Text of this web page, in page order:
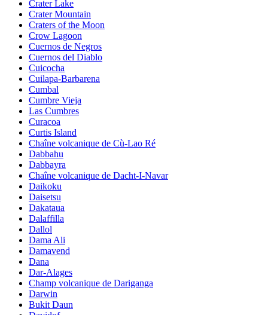
Crater Lake
Crater Mountain
Craters of the Moon
Crow Lagoon
Cuernos de Negros
Cuernos del Diablo
Cuicocha
Cuilapa-Barbarena
Cumbal
Cumbre Vieja
Las Cumbres
Curacoa
Curtis Island
Chaîne volcanique de Cù-Lao Ré
Dabbahu
Dabbayra
Chaîne volcanique de Dacht-I-Navar
Daikoku
Daisetsu
Dakataua
Dalaffilla
Dallol
Dama Ali
Damavend
Dana
Dar-Alages
Champ volcanique de Dariganga
Darwin
Bukit Daun